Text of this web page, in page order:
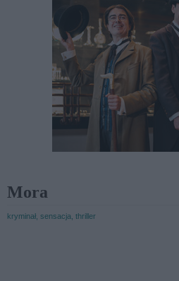
Mora
kryminał, sensacja, thriller